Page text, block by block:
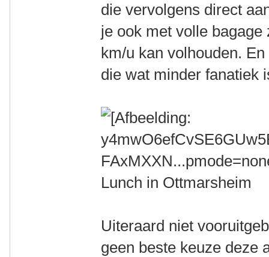
die vervolgens direct
je ook met volle
km/u kan volhouden.
die wat minder fanatiek
Lunch in Ottmarsheim
Uiteraard niet
geen beste keuze deze